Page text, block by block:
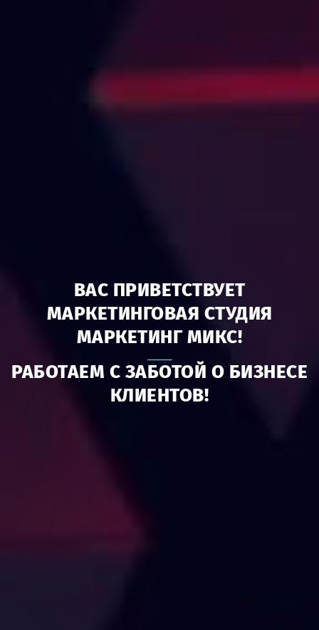
ВАС ПРИВЕТСТВУЕТ
МАРКЕТИНГОВАЯ СТУДИЯ
МАРКЕТИНГ МИКС!
РАБОТАЕМ С ЗАБОТОЙ О БИЗНЕСЕ
КЛИЕНТОВ!